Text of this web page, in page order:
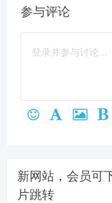
参与评论
新网站，会员可
片跳转